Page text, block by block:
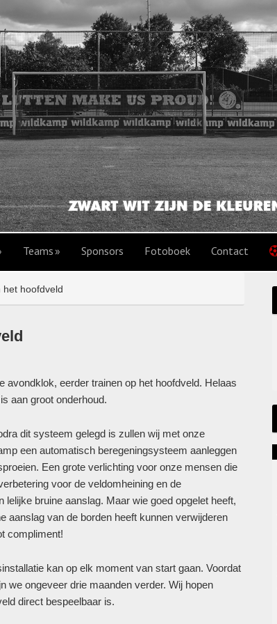
Teams Sponsors Fotoboek Contact
hoofdveld
avondklok, eerder trainen op het hoofdveld. Helaas
aan groot onderhoud.
dit systeem gelegd is zullen wij met onze
een automatisch beregeningsysteem aanleggen
Een grote verlichting voor onze mensen die
voor de veldomheining en de
bruine aanslag. Maar wie goed opgelet heeft,
aanslag van de borden heeft kunnen verwijderen
compliment!
kan op elk moment van start gaan. Voordat
we ongeveer drie maanden verder. Wij hopen
direct bespeelbaar is.